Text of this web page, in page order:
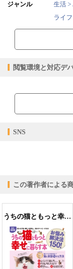
ジャンル
生活 >
ライ
販売開始日
2022/
【販売形態】
閲覧環境と対応デ
ブラウザビューア・
【対応デバイス】
【PC版ConTenDoビュ
【モバイルビューア】
SNS
この著作者による
うちの猫ともっと幸せに暮らす本 お悩み解決法150！